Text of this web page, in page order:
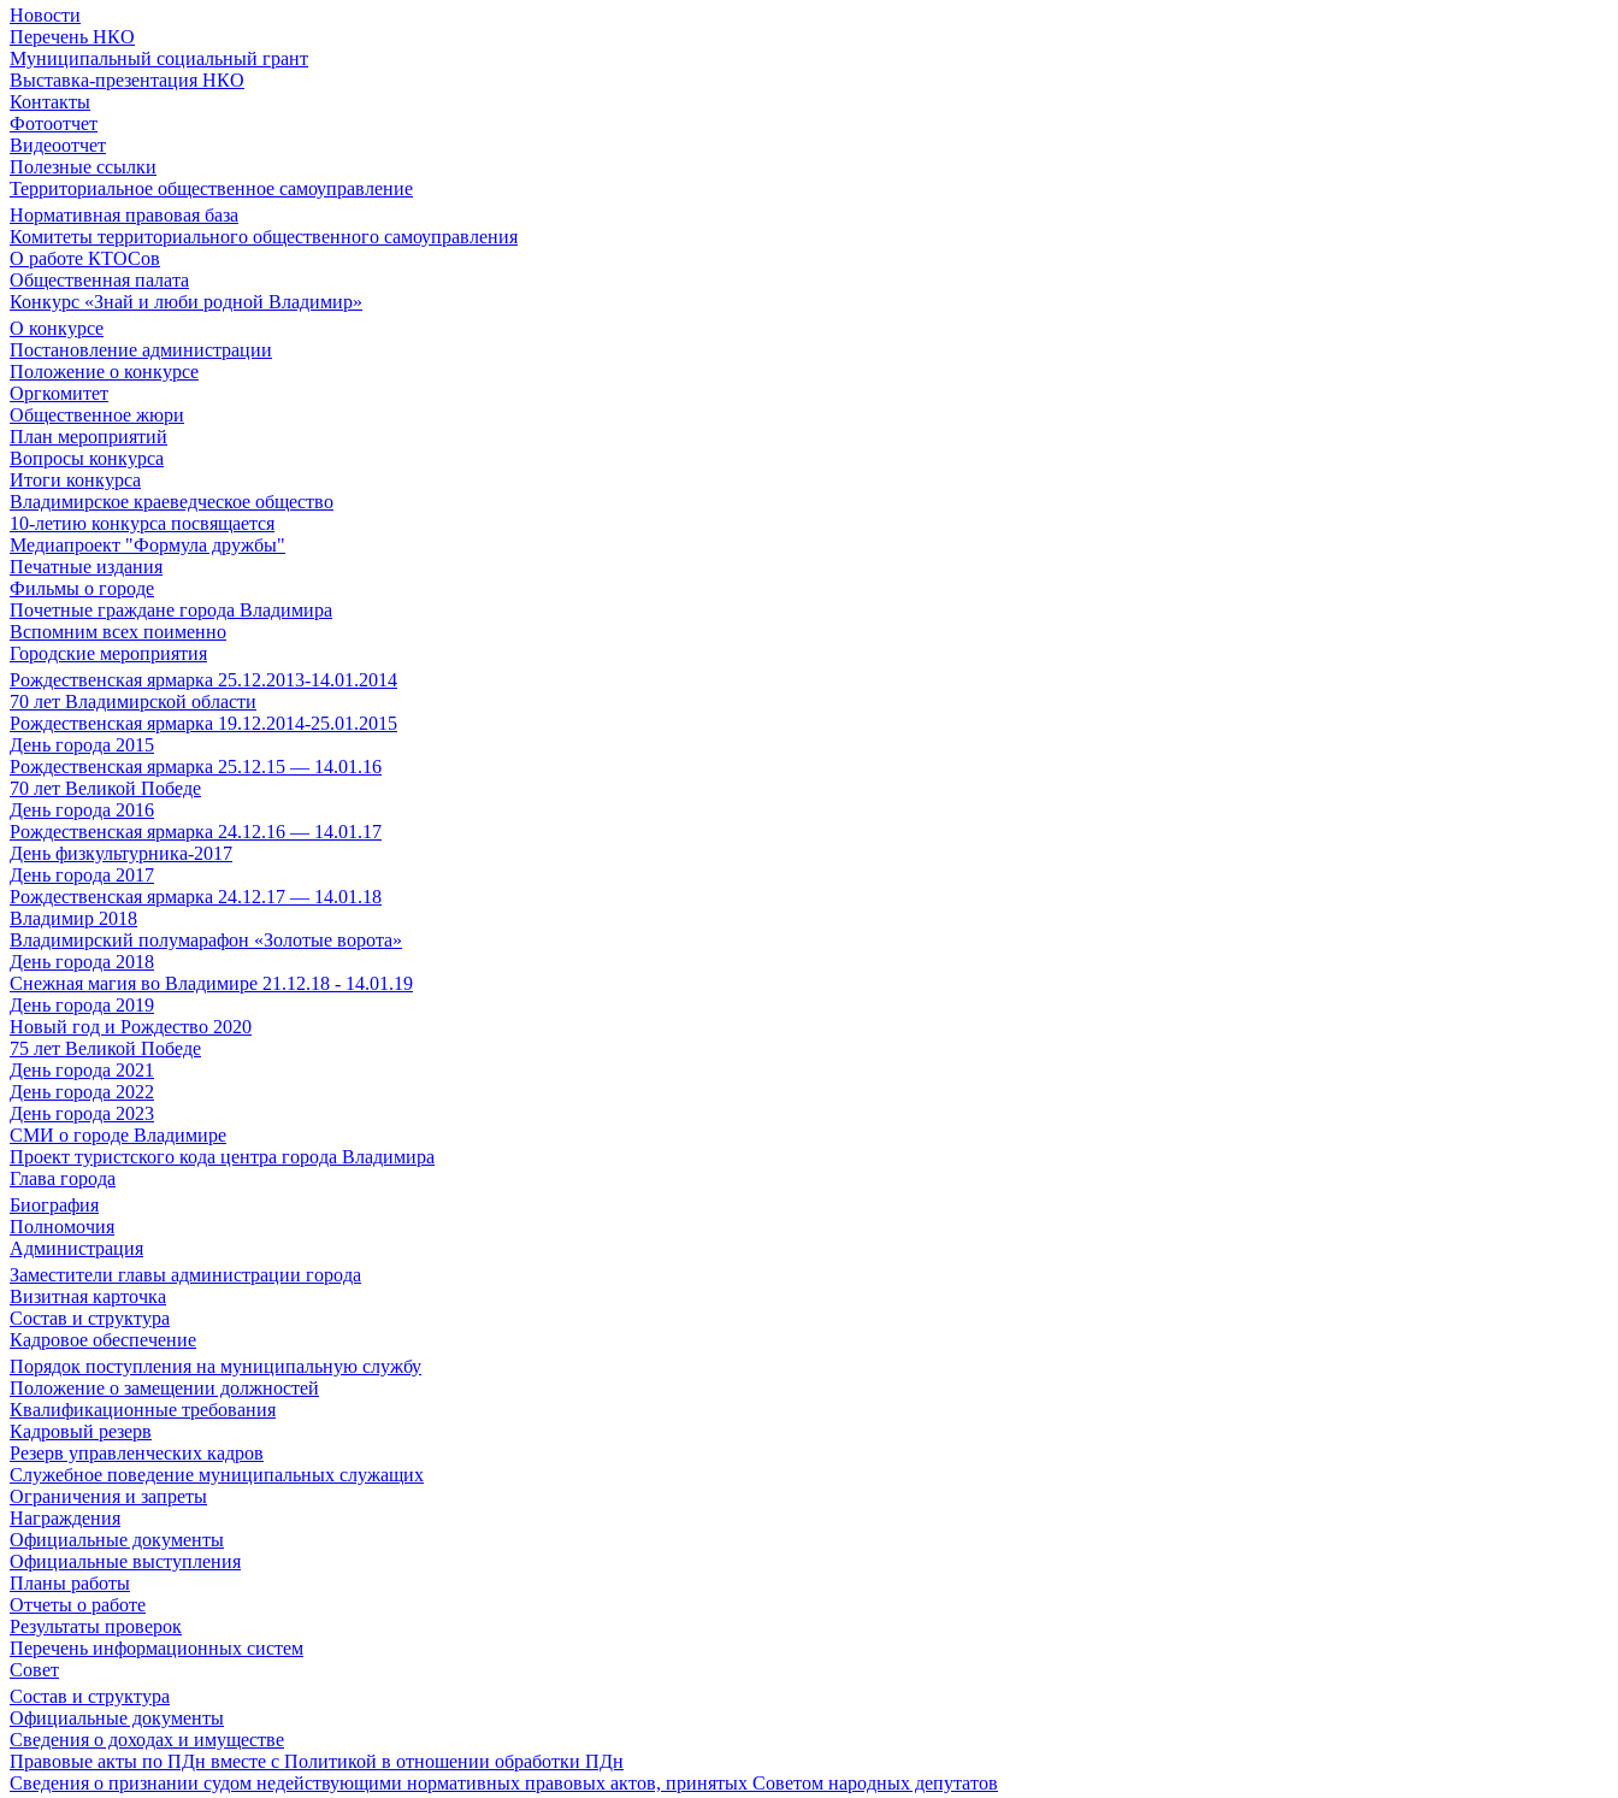
Новости
Перечень НКО
Муниципальный социальный грант
Выставка-презентация НКО
Контакты
Фотоотчет
Видеоотчет
Полезные ссылки
Территориальное общественное самоуправление
Нормативная правовая база
Комитеты территориального общественного самоуправления
О работе КТОСов
Общественная палата
Конкурс «Знай и люби родной Владимир»
О конкурсе
Постановление администрации
Положение о конкурсе
Оргкомитет
Общественное жюри
План мероприятий
Вопросы конкурса
Итоги конкурса
Владимирское краеведческое общество
10-летию конкурса посвящается
Медиапроект "Формула дружбы"
Печатные издания
Фильмы о городе
Почетные граждане города Владимира
Вспомним всех поименно
Городские мероприятия
Рождественская ярмарка 25.12.2013-14.01.2014
70 лет Владимирской области
Рождественская ярмарка 19.12.2014-25.01.2015
День города 2015
Рождественская ярмарка 25.12.15 — 14.01.16
70 лет Великой Победе
День города 2016
Рождественская ярмарка 24.12.16 — 14.01.17
День физкультурника-2017
День города 2017
Рождественская ярмарка 24.12.17 — 14.01.18
Владимир 2018
Владимирский полумарафон «Золотые ворота»
День города 2018
Снежная магия во Владимире 21.12.18 - 14.01.19
День города 2019
Новый год и Рождество 2020
75 лет Великой Победе
День города 2021
День города 2022
День города 2023
СМИ о городе Владимире
Проект туристского кода центра города Владимира
Глава города
Биография
Полномочия
Администрация
Заместители главы администрации города
Визитная карточка
Состав и структура
Кадровое обеспечение
Порядок поступления на муниципальную службу
Положение о замещении должностей
Квалификационные требования
Кадровый резерв
Резерв управленческих кадров
Служебное поведение муниципальных служащих
Ограничения и запреты
Награждения
Официальные документы
Официальные выступления
Планы работы
Отчеты о работе
Результаты проверок
Перечень информационных систем
Совет
Состав и структура
Официальные документы
Сведения о доходах и имуществе
Правовые акты по ПДн вместе с Политикой в отношении обработки ПДн
Сведения о признании судом недействующими нормативных правовых актов, принятых Советом народных депутатов